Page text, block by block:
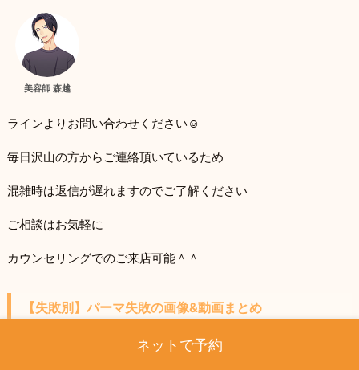
美容師 森越
ラインよりお問い合わせください☺
毎日沢山の方からご連絡頂いているため
混雑時は返信が遅れますのでご了解ください
ご相談はお気軽に
カウンセリングでのご来店可能＾＾
【失敗別】パーマ失敗の画像&動画まとめ
ネットで予約